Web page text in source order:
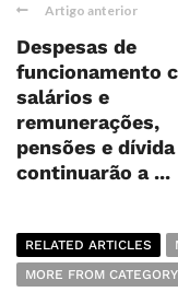
Artigo anterior
Despesas de
funcionamento
salários e
remunerações,
pensões e dívida
continuarão a ...
RELATED ARTICLES
MORE FROM CATEGORY